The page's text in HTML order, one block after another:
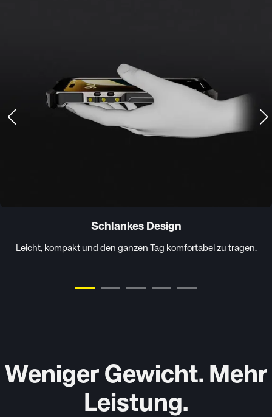
Schlankes Design
Leicht, kompakt und den ganzen Tag komfortabel zu tragen.
Weniger Gewicht. Mehr
Leistung.